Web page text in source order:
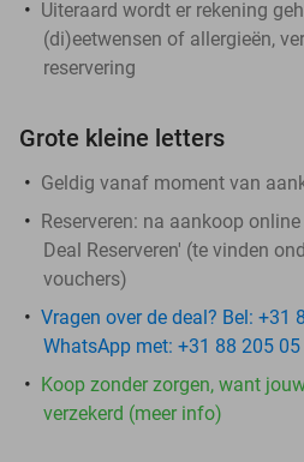
Uiteraard wordt er rekening
(di)eetwensen of allergieën,
reservering
Grote kleine letters
Geldig vanaf moment van
Reserveren: na aankoop
Deal Reserveren' (te vinden
vouchers)
Vragen over de deal? Bel: +31
WhatsApp met: +31 88 205
Koop zonder zorgen, want
verzekerd (meer info)